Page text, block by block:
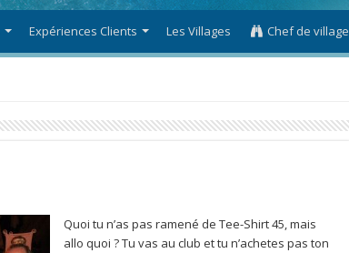
Expériences Clients Les Villages Chef de village
Quoi tu n’as pas ramené de Tee-Shirt 45, mais
allo quoi ? Tu vas au club et tu n’achetes pas ton